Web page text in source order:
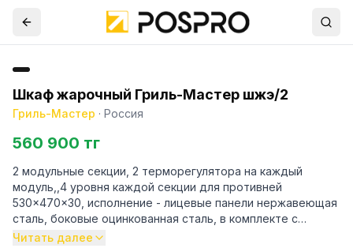
Шкаф жарочный Гриль-Мастер шжэ/2
Гриль-Мастер · Россия
560 900 тг
2 модульные секции, 2 терморегулятора на каждый
модуль,,4 уровня каждой секции для противней
530x470x30, исполнение - лицевые панели нержавеющая
сталь, боковые оцинкованная сталь, в комплекте с
подставкой и 6 противнями
Читать далее